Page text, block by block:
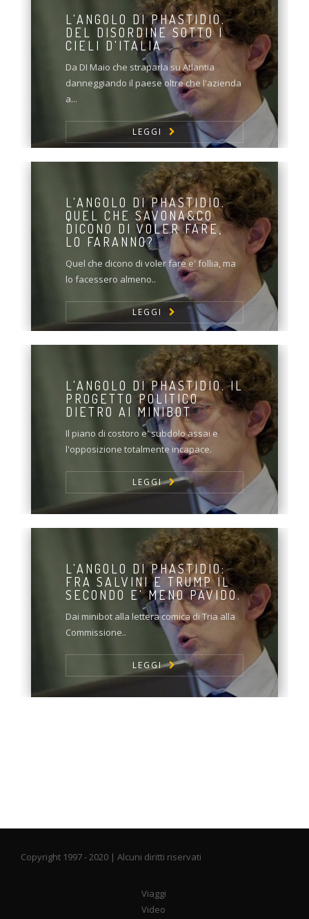
L'ANGOLO DI PHASTIDIO.
DEL DISORDINE SOTTO I
CIELI D'ITALIA
Da DI Maio che straparla su Atlantia
danneggiando il paese oltre che l'azienda
a...
LEGGI
L'ANGOLO DI PHASTIDIO.
QUEL CHE SAVONA&CO
DICONO DI VOLER FARE,
LO FARANNO?
Quel che dicono di voler fare e' follia, ma
lo facessero almeno..
LEGGI
L'ANGOLO DI PHASTIDIO. IL
PROGETTO POLITICO
DIETRO AI MINIBOT
Il piano di costoro e' subdolo assai e
l'opposizione totalmente incapace.
LEGGI
L'ANGOLO DI PHASTIDIO:
FRA SALVINI E TRUMP IL
SECONDO E' MENO PAVIDO.
Dai minibot alla lettera comica di Tria alla
Commissione..
LEGGI
Copyright 1997 - 2020 | Alcuni diritti riservati
Viaggi
Video